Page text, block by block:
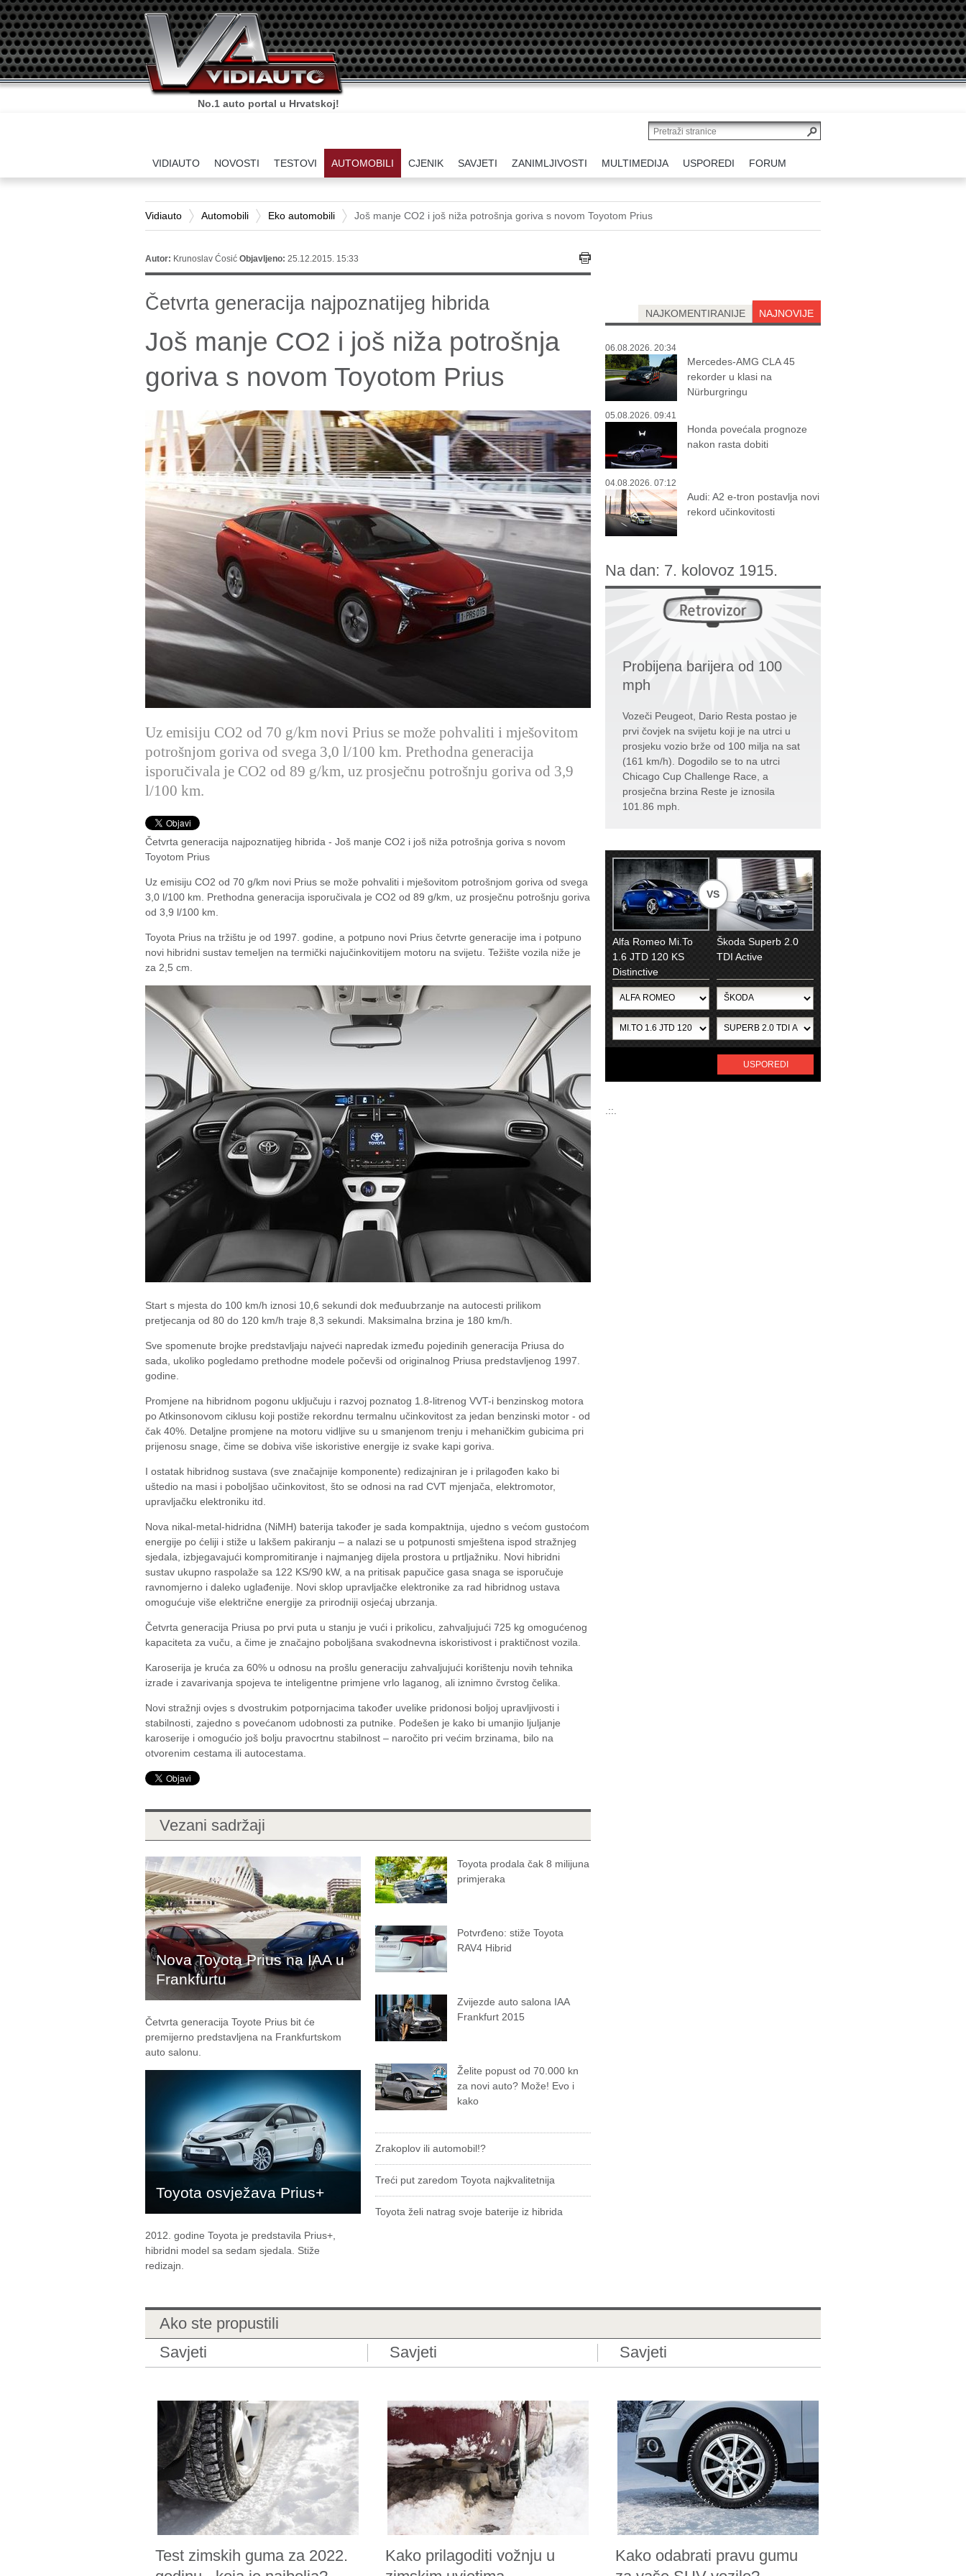
No.1 auto portal u Hrvatskoj!
VIDIAUTO NOVOSTI TESTOVI AUTOMOBILI CJENIK SAVJETI ZANIMLJIVOSTI MULTIMEDIJA USPOREDI FORUM
Vidiauto Automobili Eko automobili Još manje CO2 i još niža potrošnja goriva s novom Toyotom Prius
Autor: Krunoslav Ćosić Objavljeno: 25.12.2015. 15:33
Četvrta generacija najpoznatijeg hibrida
Još manje CO2 i još niža potrošnja
goriva s novom Toyotom Prius
Uz emisiju CO2 od 70 g/km novi Prius se može pohvaliti i mješovitom
potrošnjom goriva od svega 3,0 l/100 km. Prethodna generacija
isporučivala je CO2 od 89 g/km, uz prosječnu potrošnju goriva od 3,9
l/100 km.
Četvrta generacija najpoznatijeg hibrida - Još manje CO2 i još niža potrošnja goriva s novom
Toyotom Prius
Uz emisiju CO2 od 70 g/km novi Prius se može pohvaliti i mješovitom potrošnjom goriva od svega
3,0 l/100 km. Prethodna generacija isporučivala je CO2 od 89 g/km, uz prosječnu potrošnju goriva
od 3,9 l/100 km.
Toyota Prius na tržištu je od 1997. godine, a potpuno novi Prius četvrte generacije ima i potpuno
novi hibridni sustav temeljen na termički najučinkovitijem motoru na svijetu. Težište vozila niže je
za 2,5 cm.
Start s mjesta do 100 km/h iznosi 10,6 sekundi dok međuubrzanje na autocesti prilikom
pretjecanja od 80 do 120 km/h traje 8,3 sekundi. Maksimalna brzina je 180 km/h.
Sve spomenute brojke predstavljaju najveći napredak između pojedinih generacija Priusa do
sada, ukoliko pogledamo prethodne modele počevši od originalnog Priusa predstavljenog 1997.
godine.
Promjene na hibridnom pogonu uključuju i razvoj poznatog 1.8-litrenog VVT-i benzinskog motora
po Atkinsonovom ciklusu koji postiže rekordnu termalnu učinkovitost za jedan benzinski motor - od
čak 40%. Detaljne promjene na motoru vidljive su u smanjenom trenju i mehaničkim gubicima pri
prijenosu snage, čime se dobiva više iskoristive energije iz svake kapi goriva.
I ostatak hibridnog sustava (sve značajnije komponente) redizajniran je i prilagođen kako bi
uštedio na masi i poboljšao učinkovitost, što se odnosi na rad CVT mjenjača, elektromotor,
upravljačku elektroniku itd.
Nova nikal-metal-hidridna (NiMH) baterija također je sada kompaktnija, ujedno s većom gustoćom
energije po ćeliji i stiže u lakšem pakiranju – a nalazi se u potpunosti smještena ispod stražnjeg
sjedala, izbjegavajući kompromitiranje i najmanjeg dijela prostora u prtljažniku. Novi hibridni
sustav ukupno raspolaže sa 122 KS/90 kW, a na pritisak papučice gasa snaga se isporučuje
ravnomjerno i daleko uglađenije. Novi sklop upravljačke elektronike za rad hibridnog ustava
omogućuje više električne energije za prirodniji osjećaj ubrzanja.
Četvrta generacija Priusa po prvi puta u stanju je vući i prikolicu, zahvaljujući 725 kg omogućenog
kapaciteta za vuču, a čime je značajno poboljšana svakodnevna iskoristivost i praktičnost vozila.
Karoserija je kruća za 60% u odnosu na prošlu generaciju zahvaljujući korištenju novih tehnika
izrade i zavarivanja spojeva te inteligentne primjene vrlo laganog, ali iznimno čvrstog čelika.
Novi stražnji ovjes s dvostrukim potpornjacima također uvelike pridonosi boljoj upravljivosti i
stabilnosti, zajedno s povećanom udobnosti za putnike. Podešen je kako bi umanjio ljuljanje
karoserije i omogućio još bolju pravocrtnu stabilnost – naročito pri većim brzinama, bilo na
otvorenim cestama ili autocestama.
Vezani sadržaji
Nova Toyota Prius na IAA u
Frankfurtu
Četvrta generacija Toyote Prius bit će
premijerno predstavljena na Frankfurtskom
auto salonu.
Toyota osvježava Prius+
2012. godine Toyota je predstavila Prius+,
hibridni model sa sedam sjedala. Stiže
redizajn.
Toyota prodala čak 8 milijuna
primjeraka
Potvrđeno: stiže Toyota
RAV4 Hibrid
Zvijezde auto salona IAA
Frankfurt 2015
Želite popust od 70.000 kn
za novi auto? Može! Evo i
kako
Zrakoplov ili automobil!?
Treći put zaredom Toyota najkvalitetnija
Toyota želi natrag svoje baterije iz hibrida
NAJNOVIJE
NAJKOMENTIRANIJE
06.08.2026. 20:34
Mercedes-AMG CLA 45
rekorder u klasi na
Nürburgringu
05.08.2026. 09:41
Honda povećala prognoze
nakon rasta dobiti
04.08.2026. 07:12
Audi: A2 e-tron postavlja novi
rekord učinkovitosti
Na dan: 7. kolovoz 1915.
Probijena barijera od 100
mph
Vozeči Peugeot, Dario Resta postao je
prvi čovjek na svijetu koji je na utrci u
prosjeku vozio brže od 100 milja na sat
(161 km/h). Dogodilo se to na utrci
Chicago Cup Challenge Race, a
prosječna brzina Reste je iznosila
101.86 mph.
VS
Alfa Romeo Mi.To
1.6 JTD 120 KS
Distinctive
Škoda Superb 2.0
TDI Active
USPOREDI
.::.
Ako ste propustili
Savjeti
Savjeti Savjeti
Test zimskih guma za 2022.
Kako prilagoditi vožnju u
Kako odabrati pravu gumu